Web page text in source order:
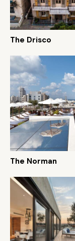
The Drisco
The Norman